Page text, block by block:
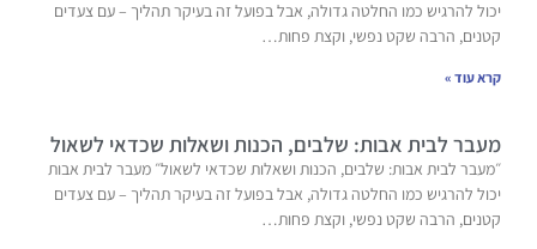
יכול להרגיש כמו החלטה גדולה, אבל בפועל זה בעיקר תהליך – עם צעדים
קטנים, הרבה שקט נפשי, וקצת פחות…
קרא עוד »
מעבר לבית אבות: שלבים, הכנות ושאלות שכדאי לשאול
״מעבר לבית אבות: שלבים, הכנות ושאלות שכדאי לשאול״ מעבר לבית אבות
יכול להרגיש כמו החלטה גדולה, אבל בפועל זה בעיקר תהליך – עם צעדים
קטנים, הרבה שקט נפשי, וקצת פחות…